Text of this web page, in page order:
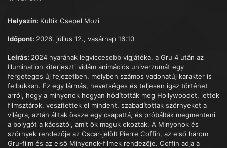
Helyszín: Kultik Csepel Mozi
Időpont: 2026. július 12., vasárnap 16:10
Leírás: 2024 nyarának legviccesebb vígjátéka, a Gru 4 után az
Illumination kiterjeszti vidám animációs univerzumát egy
fergeteges új fejezetben, melyben számos vadonatúj karakter is
felbukkan. Ez egy lármás, nevetséges és teljesen igaz történet
arról, hogy a minyonok hogyan hódították meg Hollywoodot, lettek
filmsztárok, veszítettek el mindent, szabadítottak szörnyeket a
világra, aztán álltak össze egy csapattá, és próbálták megmenteni
a bolygót a káosztól, amit ők maguk okoztak. A Minyonok és
szörnyek rendezője az Oscar-jelölt Pierre Coffin, az első három
Gru-film és az első Minyonok-filmek rendezője. Coffin adja a